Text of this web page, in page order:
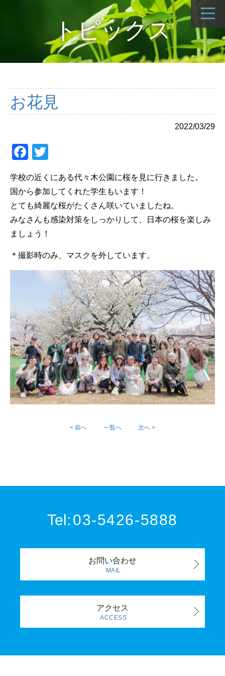
トピックス
お花見
2022/03/29
Facebook
学校の近くにある代々木公園に桜を見に行きました。
国から参加してくれた学生もいます！
とても綺麗な桜がたくさん咲いていましたね。
みなさんも感染対策をしっかりして、日本の桜を楽しみ
ましょう！
＊撮影時のみ、マスクを外しています。
< 前へ 一覧へ 次へ >
Tel: 03-5426-5888
お問い合わせ
MAIL
アクセス
ACCESS